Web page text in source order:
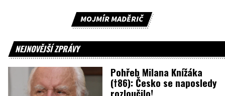
MOJMÍR MADĚRIČ
NEJNOVĚJŠÍ ZPRÁVY
Pohřeb Milana Knížáka
(†86): Česko se naposledy
rozloučilo!